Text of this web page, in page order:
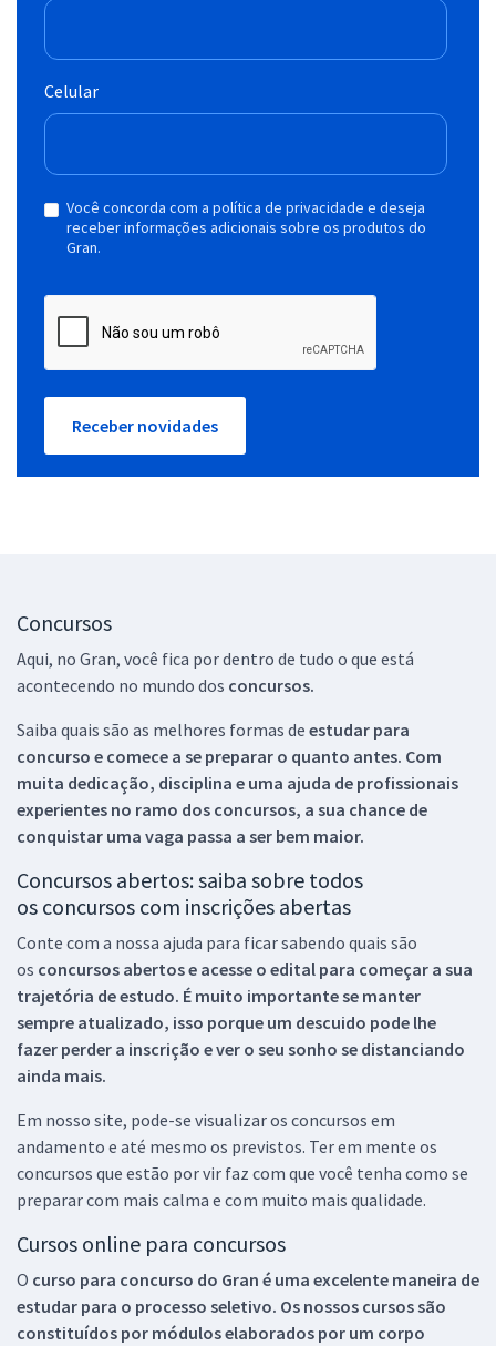
Celular
Você concorda com a política de privacidade e deseja
receber informações adicionais sobre os produtos do
Gran.
Receber novidades
Concursos
Aqui, no Gran, você fica por dentro de tudo o que está
acontecendo no mundo dos concursos.
Saiba quais são as melhores formas de estudar para
concurso e comece a se preparar o quanto antes. Com
muita dedicação, disciplina e uma ajuda de profissionais
experientes no ramo dos concursos, a sua chance de
conquistar uma vaga passa a ser bem maior.
Concursos abertos: saiba sobre todos
os concursos com inscrições abertas
Conte com a nossa ajuda para ficar sabendo quais são
os concursos abertos e acesse o edital para começar a sua
trajetória de estudo. É muito importante se manter
sempre atualizado, isso porque um descuido pode lhe
fazer perder a inscrição e ver o seu sonho se distanciando
ainda mais.
Em nosso site, pode-se visualizar os concursos em
andamento e até mesmo os previstos. Ter em mente os
concursos que estão por vir faz com que você tenha como se
preparar com mais calma e com muito mais qualidade.
Cursos online para concursos
O curso para concurso do Gran é uma excelente maneira de
estudar para o processo seletivo. Os nossos cursos são
constituídos por módulos elaborados por um corpo